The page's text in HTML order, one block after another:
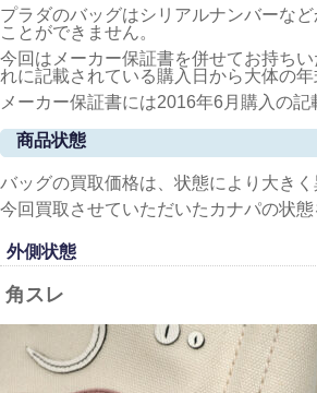
プラダのバッグはシリアルナンバーな
ことができません。
今回はメーカー保証書を併せてお持ち
れに記載されている購入日から大体の年
メーカー保証書には2016年6月購入の記
商品状態
バッグの買取価格は、状態により大きく
今回買取させていただいたカナパの状態
外側状態
角スレ